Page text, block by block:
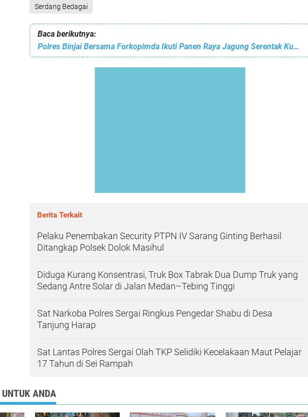
Serdang Bedagai
Baca berikutnya:
Polres Binjai Bersama Forkopimda Ikuti Panen Raya Jagung Serentak Kuartal II dan Launching Program Ketahanan Pangan Polri
Berita Terkait
Pelaku Penembakan Security PTPN IV Sarang Ginting Berhasil
Ditangkap Polsek Dolok Masihul
Diduga Kurang Konsentrasi, Truk Box Tabrak Dua Dump Truk yang
Sedang Antre Solar di Jalan Medan–Tebing Tinggi
Sat Narkoba Polres Sergai Ringkus Pengedar Shabu di Desa
Tanjung Harap
Sat Lantas Polres Sergai Olah TKP Selidiki Kecelakaan Maut Pelajar
17 Tahun di Sei Rampah
ANDA